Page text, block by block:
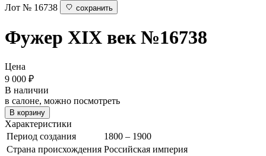
Лот № 16738
сохранить
Фужер XIX век №16738
Цена
9 000 ₽
В наличии
в салоне, можно посмотреть
В корзину
Характеристики
Период создания
1800 – 1900
Страна происхождения Российская империя